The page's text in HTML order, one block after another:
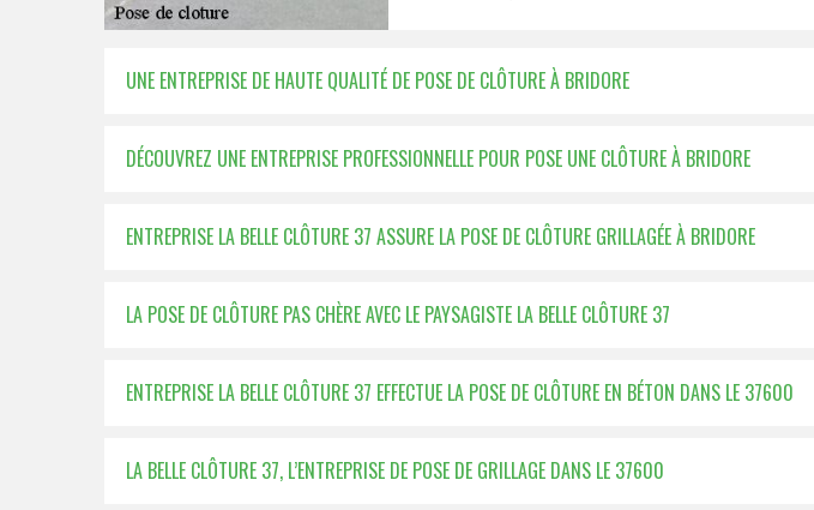
UNE ENTREPRISE DE HAUTE QUALITÉ DE POSE DE CLÔTURE À BRIDORE
DÉCOUVREZ UNE ENTREPRISE PROFESSIONNELLE POUR POSE UNE CLÔTURE À BRIDORE
ENTREPRISE LA BELLE CLÔTURE 37 ASSURE LA POSE DE CLÔTURE GRILLAGÉE À BRIDORE
LA POSE DE CLÔTURE PAS CHÈRE AVEC LE PAYSAGISTE LA BELLE CLÔTURE 37
ENTREPRISE LA BELLE CLÔTURE 37 EFFECTUE LA POSE DE CLÔTURE EN BÉTON DANS LE 37600
LA BELLE CLÔTURE 37, L’ENTREPRISE DE POSE DE GRILLAGE DANS LE 37600